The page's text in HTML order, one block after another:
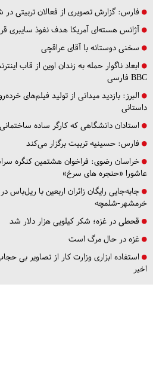
فارس: گزارش تصویری از فعالان تربیتی در
آژانس هسته‌ای آمریکا هدف نفوذ سایبری
سخنی دوستانه با آقای عراقچی
ابعاد ناگوار حمله به زندان اوین از قاب
BBC فارسی
البرز: بازدید میدانی از تولید فیلم‌های
داستانی
استادان دانشگاهی که کارگر ساده
فارس: حسینیه تربیت برگزار می‌کند
خراسان رضوی: فراخوان هشتمین کنگره
عاشورا «حنجره های سرخ»
جابه‌جایی رایگان زائران اربعین با ریل‌باس
خرمشهر-شلمچه
قحطی در غزه؛ شکر کیلویی هزار دلار شد
غزه در حال مرگ است
استفاده ابزاری وزارت کار از تصاویر بی
اخیر